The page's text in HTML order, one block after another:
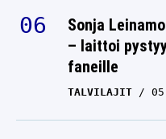
Sonja
– laittoi
faneille
TALVILAJIT